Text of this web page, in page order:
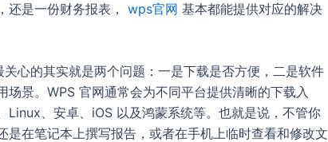
还是一份财务报表， wps官网 基本都能提供对应的解决
心的其实就是两个问题：一是下载是否方便，二是软件
场景。WPS 官网通常会为不同平台提供清晰的下载入
Linux、安卓、iOS 以及鸿蒙系统等。也就是说，不管你
是在笔记本上撰写报告，或者在手机上临时查看和修改文